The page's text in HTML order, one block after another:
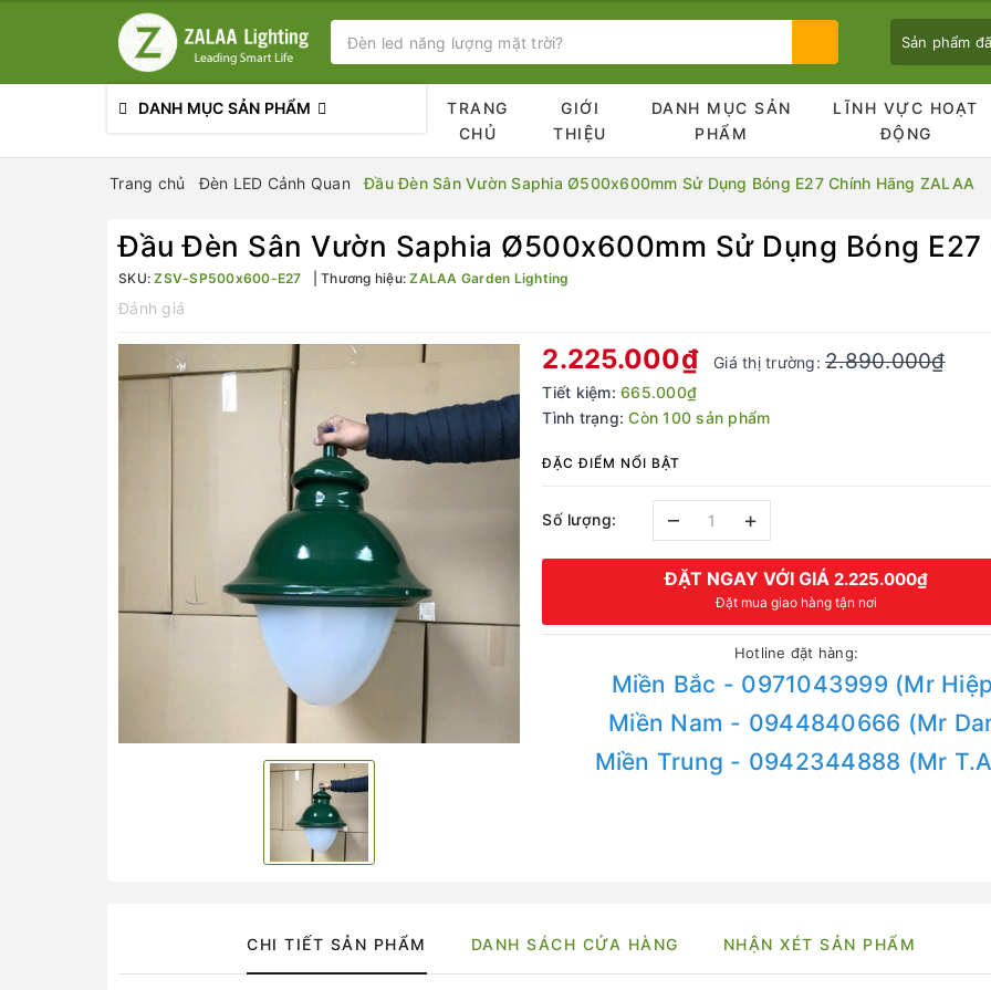
Sản phẩm
Bạn chưa xem sản phẩm nào
DANH MỤC SẢN PHẨM
TRANG
CHỦ
GIỚI
THIỆU
DANH MỤC SẢN
PHẨM
LĨNH VỰC HOẠT
ĐỘNG
Trang chủ Đèn LED Cảnh Quan Đầu Đèn Sân Vườn Saphia Ø500x600mm Sử Dụng Bóng E27 Chính Hãng ZALAA
Đầu Đèn Sân Vườn Saphia Ø500x600mm Sử Dụng Bóng E27
SKU:ZSV-SP500x600-E27 Thương hiệu:ZALAA Garden Lighting
Đánh giá
2.225.000₫ Giá thị trường:2.890.000₫
Tiết kiệm:665.000₫
Tình trạng: Còn 100 sản phẩm
ĐẶC ĐIỂM NỔI BẬT
Số lượng: – +
ĐẶT NGAY VỚI GIÁ 2.225.000₫
Đặt mua giao hàng tận nơi
Hotline đặt hàng:
Miền Bắc - 0971043999 (Mr
Miền Nam - 0944840666 (Mr
Miền Trung - 0942344888 (Mr
CHI TIẾT SẢN PHẨM DANH SÁCH CỬA HÀNG NHẬN XÉT SẢN PHẨM